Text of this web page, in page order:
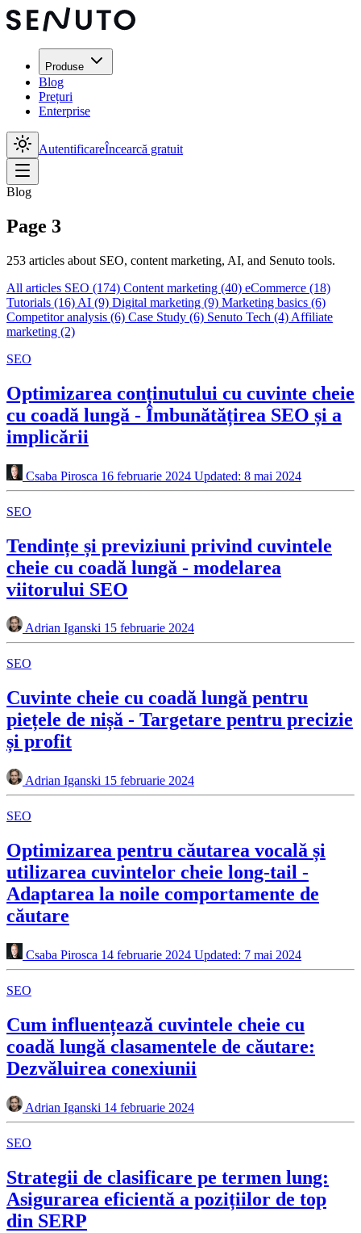
Produse
Blog
Prețuri
Enterprise
AutentificareÎncearcă gratuit
Blog
Page 3
253 articles about SEO, content marketing, AI, and Senuto tools.
All articles SEO (174) Content marketing (40) eCommerce (18)
Tutorials (16) AI (9) Digital marketing (9) Marketing basics (6)
Competitor analysis (6) Case Study (6) Senuto Tech (4) Affiliate
marketing (2)
SEO
Optimizarea conținutului cu cuvinte cheie
cu coadă lungă - Îmbunătățirea SEO și a
implicării
Csaba Pirosca 16 februarie 2024 Updated: 8 mai 2024
SEO
Tendințe și previziuni privind cuvintele
cheie cu coadă lungă - modelarea
viitorului SEO
Adrian Iganski 15 februarie 2024
SEO
Cuvinte cheie cu coadă lungă pentru
piețele de nișă - Targetare pentru precizie
și profit
Adrian Iganski 15 februarie 2024
SEO
Optimizarea pentru căutarea vocală și
utilizarea cuvintelor cheie long-tail -
Adaptarea la noile comportamente de
căutare
Csaba Pirosca 14 februarie 2024 Updated: 7 mai 2024
SEO
Cum influențează cuvintele cheie cu
coadă lungă clasamentele de căutare:
Dezvăluirea conexiunii
Adrian Iganski 14 februarie 2024
SEO
Strategii de clasificare pe termen lung:
Asigurarea eficientă a pozițiilor de top
din SERP